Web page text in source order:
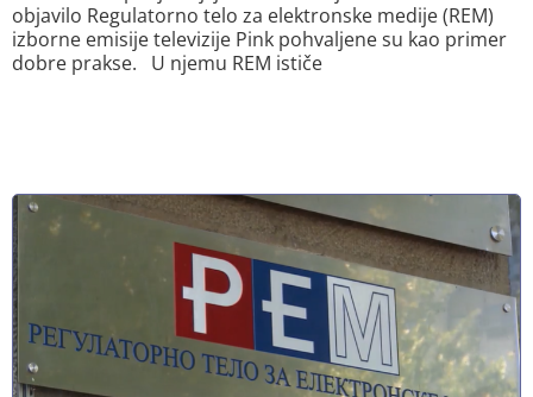
objavilo Regulatorno telo za elektronske medije (REM)
izborne emisije televizije Pink pohvaljene su kao primer
dobre prakse. U njemu REM ističe